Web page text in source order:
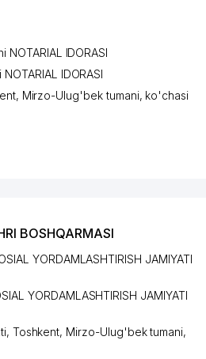
NOTARIAL IDORASI
IDORASI
, Mirzo-Ulug'bek tumani, ko'chasi
BOSHQARMASI
YORDAMLASHTIRISH JAMIYATI
YORDAMLASHTIRISH JAMIYATI
, Toshkent, Mirzo-Ulug'bek tumani,